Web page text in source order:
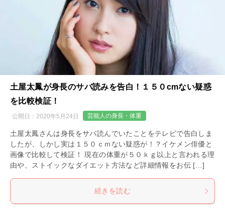
土屋太鳳が身長のサバ読みを告白！１５０cmない疑惑
を比較検証！
公開日： 2020年5月24日 芸能人の身長・体重
土屋太鳳さんは身長をサバ読んでいたことをテレビで告白しま
したが、しかし実は１５０ｃｍない疑惑が！？イケメン俳優と
画像で比較して検証！ 現在の体重が５０ｋｇ以上と言われる理
由や、ストイックなダイエット方法など詳細情報をお伝 […]
続きを読む